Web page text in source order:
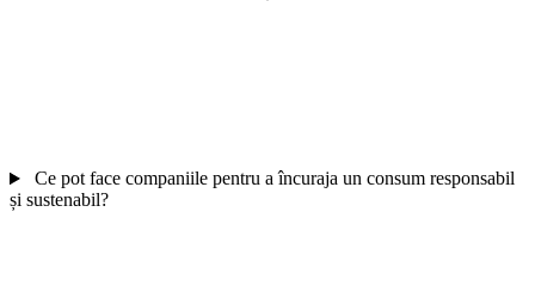
Ce pot face companiile pentru a încuraja un consum responsabil
și sustenabil?